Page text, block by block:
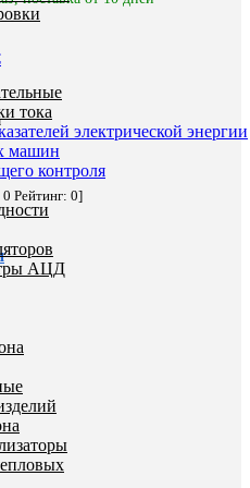
тока
электрической энергии
машин
контроля
АЦД
0 Рейтинг: 0]